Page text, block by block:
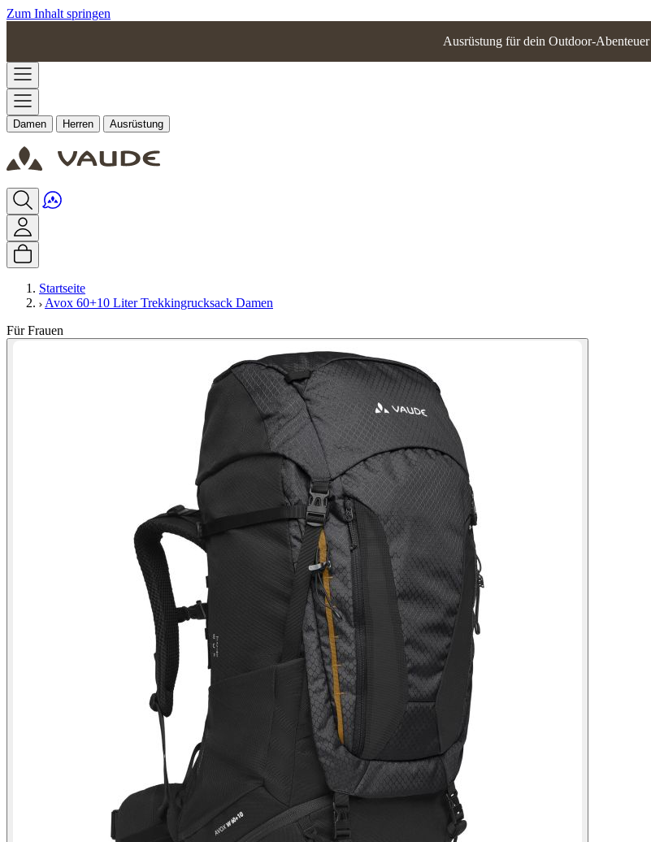
Zum Inhalt springen
Ausrüstung für dein Outdoor-Abenteuer
Damen Herren Ausrüstung
Startseite
Avox 60+10 Liter Trekkingrucksack Damen
Für Frauen